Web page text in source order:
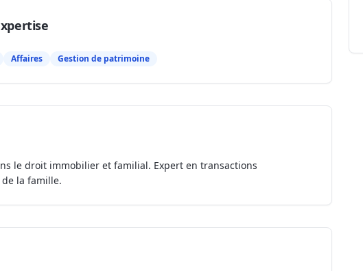
Affaires Gestion de patrimoine
le droit immobilier et familial. Expert en transactions
la famille.